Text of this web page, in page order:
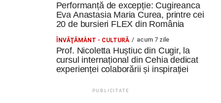
Performanță de excepție: Cugireanca
Eva Anastasia Maria Curea, printre cei
20 de bursieri FLEX din România
ÎNVĂŢĂMÂNT - CULTURĂ acum 7 zile
Prof. Nicoletta Huștiuc din Cugir, la
cursul internațional din Cehia dedicat
experienței colaborării și inspirației
PUBLICITATE